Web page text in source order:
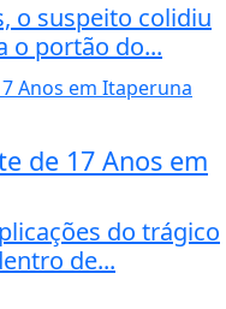
o suspeito colidiu
o portão do...
de 17 Anos em
do trágico
de...